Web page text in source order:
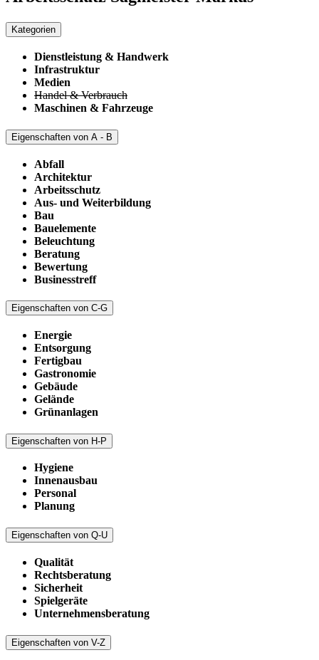
Kategorien
Dienstleistung & Handwerk
Infrastruktur
Medien
Handel & Verbrauch
Maschinen & Fahrzeuge
Eigenschaften von A - B
Abfall
Architektur
Arbeitsschutz
Aus- und Weiterbildung
Bau
Bauelemente
Beleuchtung
Beratung
Bewertung
Businesstreff
Eigenschaften von C-G
Energie
Entsorgung
Fertigbau
Gastronomie
Gebäude
Gelände
Grünanlagen
Eigenschaften von H-P
Hygiene
Innenausbau
Personal
Planung
Eigenschaften von Q-U
Qualität
Rechtsberatung
Sicherheit
Spielgeräte
Unternehmensberatung
Eigenschaften von V-Z